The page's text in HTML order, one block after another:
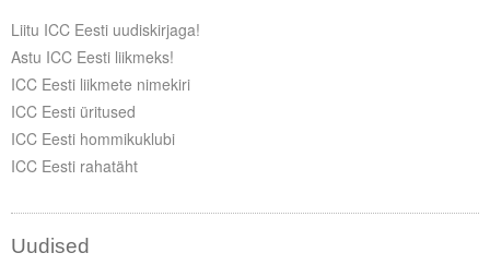
Juhendid ja väljaanded
Videod
Kontakt
Oskusteave
Liitu ICC Eesti uudiskirjaga!
Astu ICC Eesti liikmeks!
ICC Eesti liikmete nimekiri
ICC Eesti üritused
ICC Eesti hommikuklubi
ICC Eesti rahatäht
Uudised